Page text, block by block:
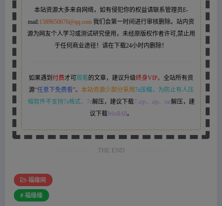
本站资源大多来自网络，如有侵犯你的权益请联系管理员E-
mail:1589650676@qq.com 我们会第一时间进行审核删除。站内资
源为网友个人学习或测试研究使用，未经原版权作者许可,禁止用
于任何商业途径！请在下载24小时内删除！
如果遇到 付费才可 观看 的文章，建议升级终身VIP。 全站所有资
源“任意下免费看”。 本站资源少部分采用7z压缩，
为防止有人压
缩软件不支持7z格式，7z解压，建议下载7-zip，zip、rar解压，建
议下载WinRAR。
THE END
福缘网
# 福缘缘